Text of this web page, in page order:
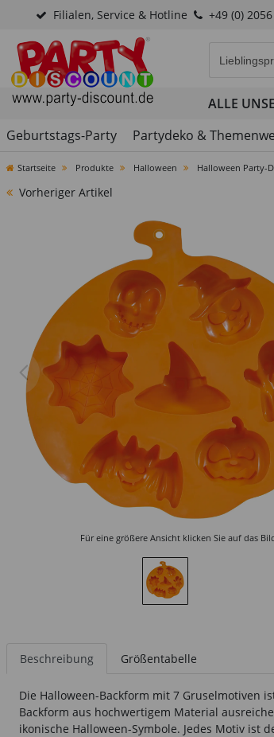
Filialen, Service & Hotline +49 (0)
ALLE
Geburtstags-Party
Partydeko &
Startseite Produkte Halloween Halloween Party-
Vorheriger Artikel
Für eine größere Ansicht klicken Sie auf das
Beschreibung Größentabelle
Die Halloween-Backform mit 7 Gruselmotiven
Backform aus hochwertigem Material
ikonische Halloween-Symbole. Jedes Motiv